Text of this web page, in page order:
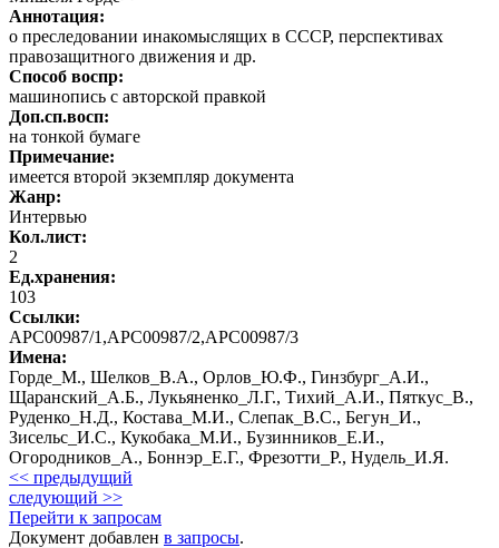
Аннотация:
о преследовании инакомыслящих в СССР, перспективах
правозащитного движения и др.
Способ воспр:
машинопись с авторской правкой
Доп.сп.восп:
на тонкой бумаге
Примечание:
имеется второй экземпляр документа
Жанр:
Интервью
Кол.лист:
2
Ед.хранения:
103
Ссылки:
АРС00987/1,АРС00987/2,АРС00987/3
Имена:
Горде_М., Шелков_В.А., Орлов_Ю.Ф., Гинзбург_А.И.,
Щаранский_А.Б., Лукьяненко_Л.Г., Тихий_А.И., Пяткус_В.,
Руденко_Н.Д., Костава_М.И., Слепак_В.С., Бегун_И.,
Зисельс_И.С., Кукобака_М.И., Бузинников_Е.И.,
Огородников_А., Боннэр_Е.Г., Фрезотти_Р., Нудель_И.Я.
<< предыдущий
следующий >>
Перейти к запросам
Документ добавлен в запросы.